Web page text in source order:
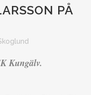
PÅ
Kungälv.